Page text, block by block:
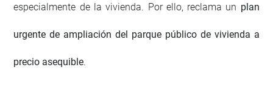
especialmente de la vivienda. Por ello, reclama un plan
urgente de ampliación del parque público de vivienda a
precio asequible.